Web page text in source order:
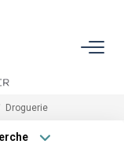
Droguerie